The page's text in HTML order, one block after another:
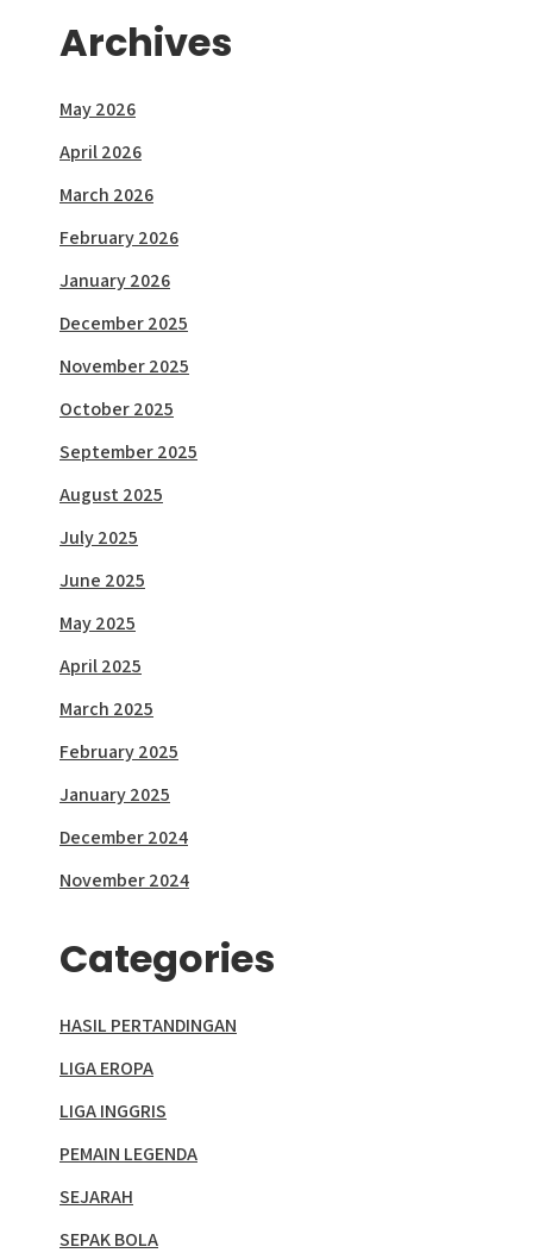
Archives
May 2026
April 2026
March 2026
February 2026
January 2026
December 2025
November 2025
October 2025
September 2025
August 2025
July 2025
June 2025
May 2025
April 2025
March 2025
February 2025
January 2025
December 2024
November 2024
Categories
HASIL PERTANDINGAN
LIGA EROPA
LIGA INGGRIS
PEMAIN LEGENDA
SEJARAH
SEPAK BOLA